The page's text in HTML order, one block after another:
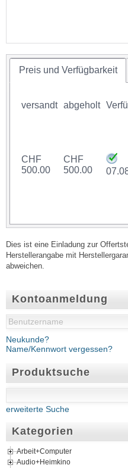
Kontoanmeldung
Neukunde?
Name/Kennwort vergessen?
Produktsuche
erweiterte Suche
Kategorien
Arbeit+Computer
Audio+Heimkino
Preis und Verfügbarkeit
versandt abgeholt
CHF
500.00
CHF
500.00
Dies ist eine Einladung zur
Herstellerangabe mit
abweichen.